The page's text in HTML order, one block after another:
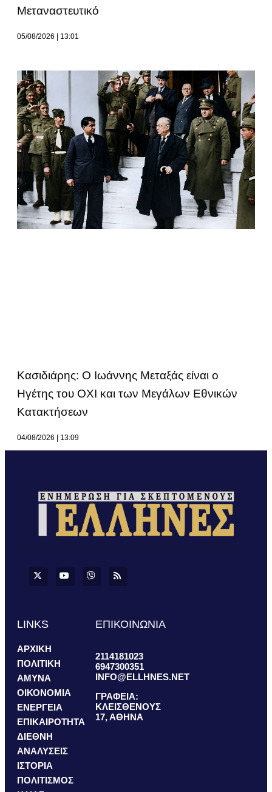
Μεταναστευτικό
05/08/2026 13:01
Κασιδιάρης: Ο Ιωάννης Μεταξάς είναι ο
Ηγέτης του ΟΧΙ και των Μεγάλων Εθνικών
Κατακτήσεων
04/08/2026 13:09
LINKS
ΑΡΧΙΚΗ
ΠΟΛΙΤΙΚΗ
ΑΜΥΝΑ
ΟΙΚΟΝΟΜΙΑ
ΕΝΕΡΓΕΙΑ
ΕΠΙΚΑΙΡΟΤΗΤΑ
ΔΙΕΘΝΗ
ΑΝΑΛΥΣΕΙΣ
ΙΣΤΟΡΙΑ
ΠΟΛΙΤΙΣΜΟΣ
ΕΠΙΚΟΙΝΩΝΙΑ
2114181023
6947300351
INFO@ELLHNES.NET
ΓΡΑΦΕΙΑ:
ΚΛΕΙΣΘΕΝΟΥΣ
17, ΑΘΗΝΑ